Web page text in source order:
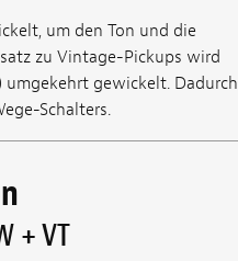
um den Ton und die
zu Vintage-Pickups wird
umgekehrt gewickelt. Dadurch
Schalters.
+ VT